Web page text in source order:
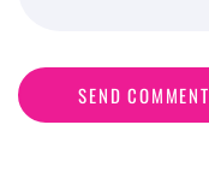
SEND COMMENT